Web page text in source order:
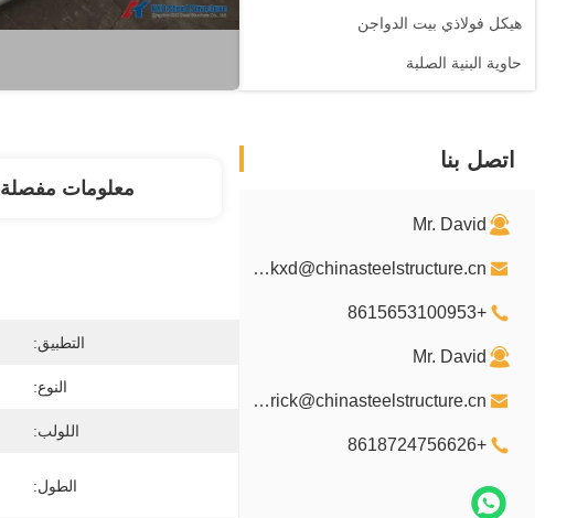
هيكل فولاذي بيت الدواجن
حاوية البنية الصلبة
اتصل بنا
Mr. David
davidkxd@chinasteelstructure.cn
+8615653100953
Mr. David
kxdpatrick@chinasteelstructure.cn
+8618724756626
معلومات مفصلة
التطبيق:
النوع:
اللولب:
الطول: